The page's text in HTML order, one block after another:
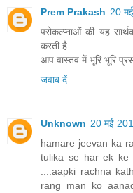
Prem Prakash 20
परोकल्प्नाओं की यह
करती है
आप वास्तव में भूरि भूरि
जवाब दें
Unknown 20 मई
hamare jeevan ka
tulika se har ek ke
....aapki rachna
rang man ko